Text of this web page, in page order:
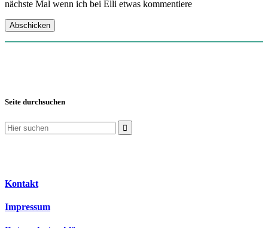
nächste Mal wenn ich bei Elli etwas kommentiere
Seite durchsuchen
Suchen
nach:
Kontakt
Impressum